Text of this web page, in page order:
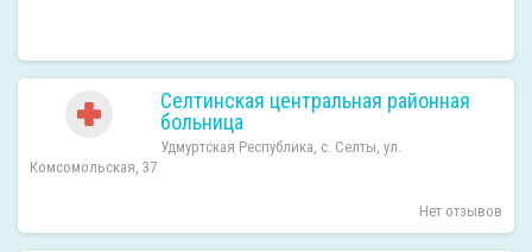
Селтинская центральная районная
больница
Удмуртская Республика, с. Селты, ул.
Комсомольская, 37
Нет отзывов